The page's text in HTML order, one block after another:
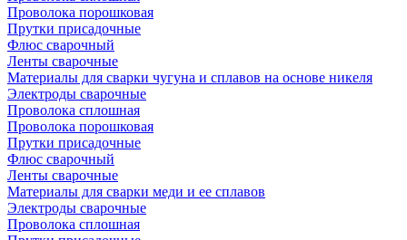
Проволока порошковая
Прутки присадочные
Флюс сварочный
Ленты сварочные
Материалы для сварки чугуна и сплавов на основе никеля
Электроды сварочные
Проволока сплошная
Проволока порошковая
Прутки присадочные
Флюс сварочный
Ленты сварочные
Материалы для сварки меди и ее сплавов
Электроды сварочные
Проволока сплошная